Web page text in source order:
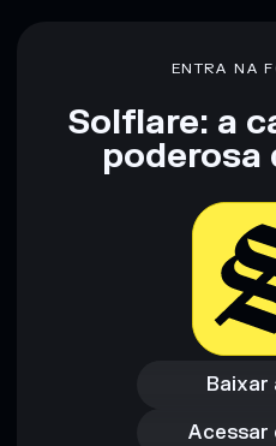
ENTRA NA
Solflare: a
poderosa
Baixar
Baixar
Acessar
Acessar